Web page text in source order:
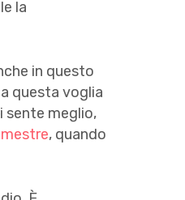
la
in questo
questa voglia
sente meglio,
, quando